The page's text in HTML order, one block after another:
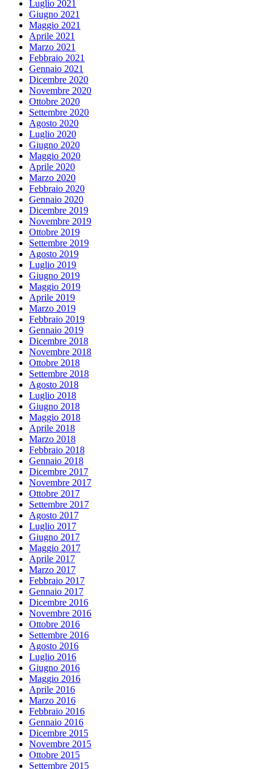
Luglio 2021
Giugno 2021
Maggio 2021
Aprile 2021
Marzo 2021
Febbraio 2021
Gennaio 2021
Dicembre 2020
Novembre 2020
Ottobre 2020
Settembre 2020
Agosto 2020
Luglio 2020
Giugno 2020
Maggio 2020
Aprile 2020
Marzo 2020
Febbraio 2020
Gennaio 2020
Dicembre 2019
Novembre 2019
Ottobre 2019
Settembre 2019
Agosto 2019
Luglio 2019
Giugno 2019
Maggio 2019
Aprile 2019
Marzo 2019
Febbraio 2019
Gennaio 2019
Dicembre 2018
Novembre 2018
Ottobre 2018
Settembre 2018
Agosto 2018
Luglio 2018
Giugno 2018
Maggio 2018
Aprile 2018
Marzo 2018
Febbraio 2018
Gennaio 2018
Dicembre 2017
Novembre 2017
Ottobre 2017
Settembre 2017
Agosto 2017
Luglio 2017
Giugno 2017
Maggio 2017
Aprile 2017
Marzo 2017
Febbraio 2017
Gennaio 2017
Dicembre 2016
Novembre 2016
Ottobre 2016
Settembre 2016
Agosto 2016
Luglio 2016
Giugno 2016
Maggio 2016
Aprile 2016
Marzo 2016
Febbraio 2016
Gennaio 2016
Dicembre 2015
Novembre 2015
Ottobre 2015
Settembre 2015